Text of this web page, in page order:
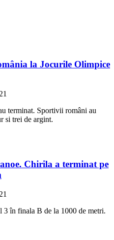
la Jocurile Olimpice
terminat. Sportivii români au
si trei de argint.
Chirila a terminat pe
în finala B de la 1000 de metri.